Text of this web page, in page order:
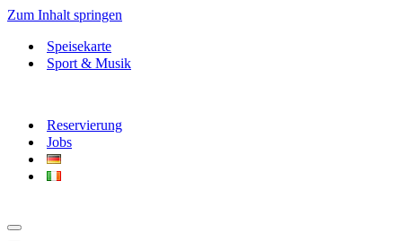
Zum Inhalt springen
Speisekarte
Sport & Musik
Reservierung
Jobs
Navigationsmenü